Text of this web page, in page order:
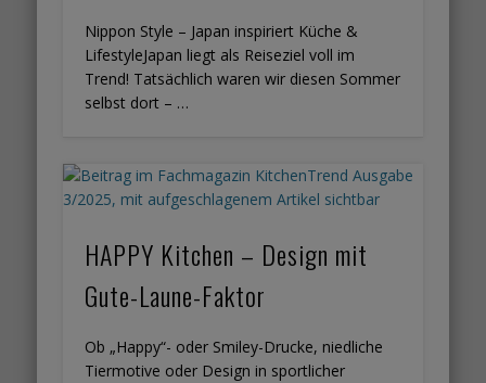
Nippon Style – Japan inspiriert Küche &
LifestyleJapan liegt als Reiseziel voll im
Trend! Tatsächlich waren wir diesen Sommer
selbst dort – …
HAPPY Kitchen – Design mit
Gute-Laune-Faktor
Ob „Happy“- oder Smiley-Drucke, niedliche
Tiermotive oder Design in sportlicher